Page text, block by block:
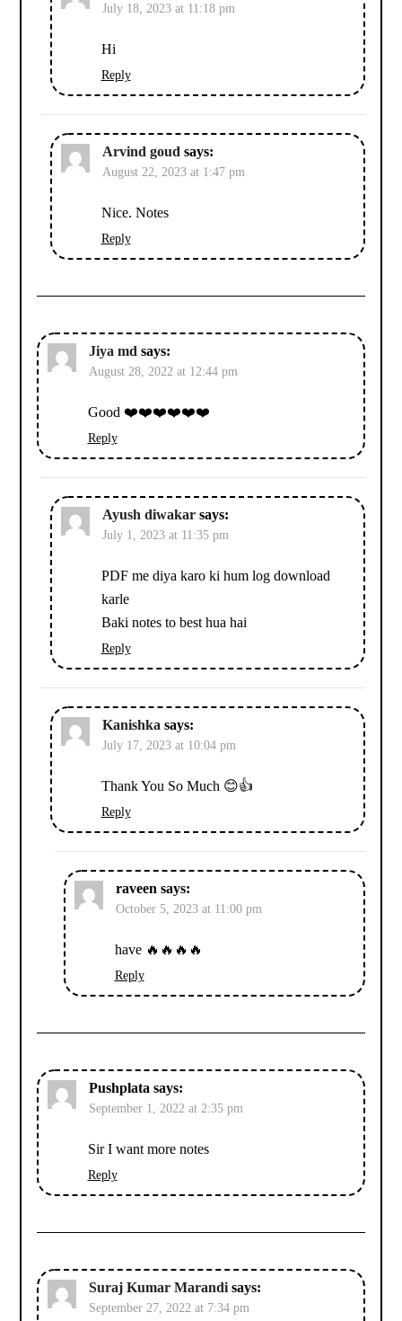
July 18, 2023 at 11:18 pm
Hi
Reply
Arvind goud says:
August 22, 2023 at 1:47 pm
Nice. Notes
Reply
Jiya md says:
August 28, 2022 at 12:44 pm
Good ❤️❤️❤️❤️❤️❤️
Reply
Ayush diwakar says:
July 1, 2023 at 11:35 pm
PDF me diya karo ki hum log download
karle
Baki notes to best hua hai
Reply
Kanishka says:
July 17, 2023 at 10:04 pm
Thank You So Much 😊👍
Reply
raveen says:
October 5, 2023 at 11:00 pm
have 🔥🔥🔥🔥
Reply
Pushplata says:
September 1, 2022 at 2:35 pm
Sir I want more notes
Reply
Suraj Kumar Marandi says:
September 27, 2022 at 7:34 pm